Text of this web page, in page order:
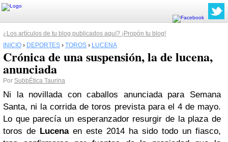
¿Los artículos de tu blog publicados aquí? ¡Propón tu blog!
INICIO › DEPORTES › TOROS › LUCENA
Crónica de una suspensión, la de lucena,
anunciada
Por SubbÉtica Taurina
Ni la novillada con caballos anunciada para Semana
Santa, ni la corrida de toros prevista para el 4 de mayo.
Lo que parecía un esperanzador resurgir de la plaza de
toros de Lucenaen este 2014 ha sido todo un fiasco,